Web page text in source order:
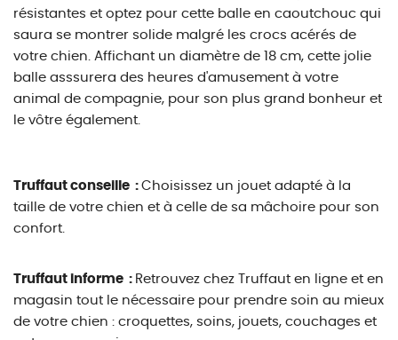
résistantes et optez pour cette balle en caoutchouc qui
saura se montrer solide malgré les crocs acérés de
votre chien. Affichant un diamètre de 18 cm, cette jolie
balle asssurera des heures d'amusement à votre
animal de compagnie, pour son plus grand bonheur et
le vôtre également.
Truffaut conseille : Choisissez un jouet adapté à la
taille de votre chien et à celle de sa mâchoire pour son
confort.
Truffaut informe : Retrouvez chez Truffaut en ligne et en
magasin tout le nécessaire pour prendre soin au mieux
de votre chien : croquettes, soins, jouets, couchages et